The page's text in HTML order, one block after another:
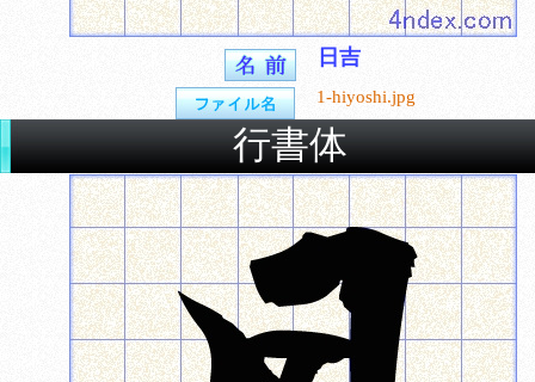
日吉
1-hiyoshi.jpg
行書体